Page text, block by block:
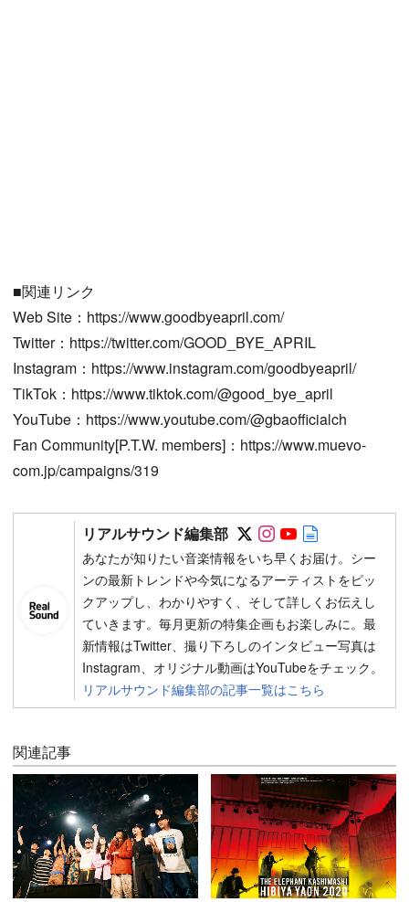
■関連リンク
Web Site：https://www.goodbyeapril.com/
Twitter：https://twitter.com/GOOD_BYE_APRIL
Instagram：https://www.instagram.com/goodbyeapril/
TikTok：https://www.tiktok.com/@good_bye_april
YouTube：https://www.youtube.com/@gbaofficialch
Fan Community[P.T.W. members]：https://www.muevo-
com.jp/campaigns/319
リアルサウンド編集部 Follow on SNS
Follow on SNS
Follow on
あなたが知りたい音楽情報をいち早くお届け。シー
ンの最新トレンドや今気になるアーティストをピッ
クアップし、わかりやすく、そして詳しくお伝えし
ていきます。毎月更新の特集企画もお楽しみに。最
新情報はTwitter、撮り下ろしのインタビュー写真は
Instagram、オリジナル動画はYouTubeをチェック。
リアルサウンド編集部の記事一覧はこちら
関連記事